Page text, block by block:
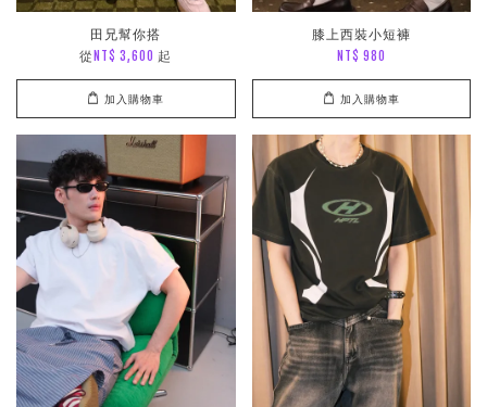
田兄幫你搭
從 NT$ 3,600 起
加入購物車
膝上西裝小短褲
NT$ 980
加入購物車